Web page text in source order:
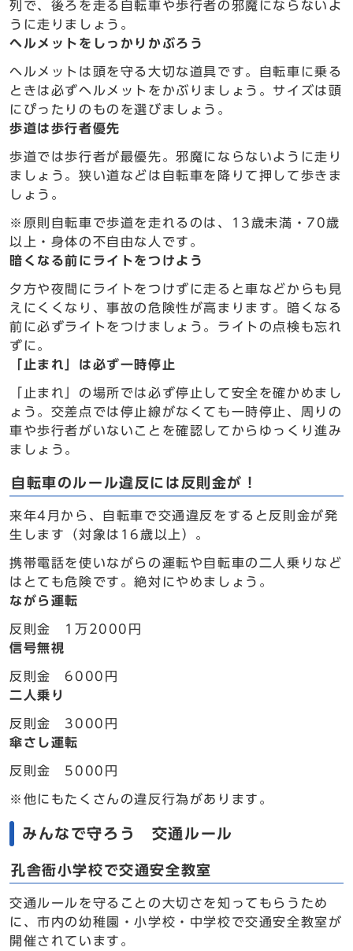
列で、後ろを走る自転車や歩行者の邪魔にならないよ
うに走りましょう。
ヘルメットをしっかりかぶろう
ヘルメットは頭を守る大切な道具です。自転車に乗る
ときは必ずヘルメットをかぶりましょう。サイズは頭
にぴったりのものを選びましょう。
歩道は歩行者優先
歩道では歩行者が最優先。邪魔にならないように走り
ましょう。狭い道などは自転車を降りて押して歩きま
しょう。
※原則自転車で歩道を走れるのは、13歳未満・70歳
以上・身体の不自由な人です。
暗くなる前にライトをつけよう
夕方や夜間にライトをつけずに走ると車などからも見
えにくくなり、事故の危険性が高まります。暗くなる
前に必ずライトをつけましょう。ライトの点検も忘れ
ずに。
「止まれ」は必ず一時停止
「止まれ」の場所では必ず停止して安全を確かめまし
ょう。交差点では停止線がなくても一時停止、周りの
車や歩行者がいないことを確認してからゆっくり進み
ましょう。
自転車のルール違反には反則金が！
来年4月から、自転車で交通違反をすると反則金が発
生します（対象は16歳以上）。
携帯電話を使いながらの運転や自転車の二人乗りなど
はとても危険です。絶対にやめましょう。
ながら運転
反則金 1万2000円
信号無視
反則金 6000円
二人乗り
反則金 3000円
傘さし運転
反則金 5000円
※他にもたくさんの違反行為があります。
みんなで守ろう 交通ルール
孔舎衙小学校で交通安全教室
交通ルールを守ることの大切さを知ってもらうため
に、市内の幼稚園・小学校・中学校で交通安全教室が
開催されています。